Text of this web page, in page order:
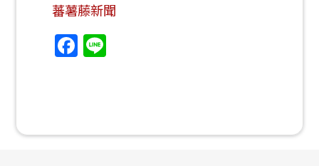
蕃薯藤新聞
Facebook